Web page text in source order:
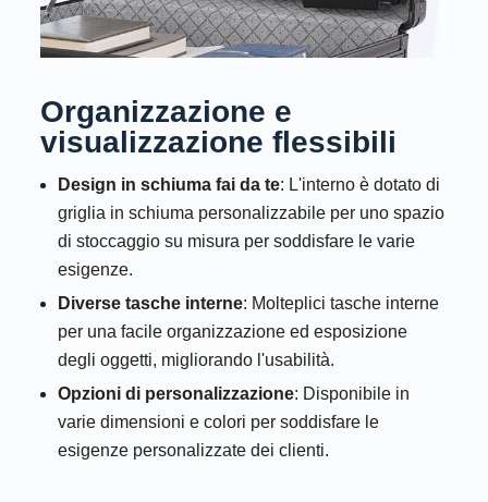
Organizzazione e
visualizzazione flessibili
Design in schiuma fai da te: L'interno è dotato di
griglia in schiuma personalizzabile per uno spazio
di stoccaggio su misura per soddisfare le varie
esigenze.
Diverse tasche interne: Molteplici tasche interne
per una facile organizzazione ed esposizione
degli oggetti, migliorando l'usabilità.
Opzioni di personalizzazione: Disponibile in
varie dimensioni e colori per soddisfare le
esigenze personalizzate dei clienti.